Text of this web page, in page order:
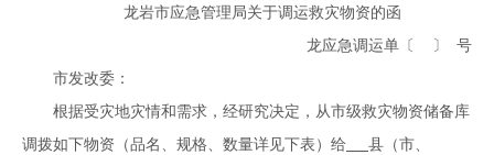
龙岩市应急管理局关于调运救灾物资的函
龙应急调运单〔 〕 号
市发改委：
根据受灾地灾情和需求，经研究决定，从市级救灾物资储备库
调拨如下物资（品名、规格、数量详见下表）给
县（市、